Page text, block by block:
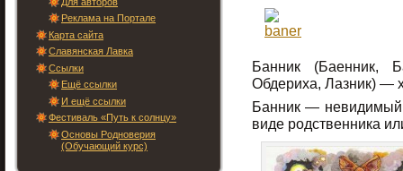
Реклама на Портале
Карта сайта
Славянская Лавка
Ссылки
Ещё ссылки
И ещё ссылки
Фестиваль «Путь к солнцу»
Основы Родноверия
(Обучающий курс)
Банник (Баенник,
Обдериха, Лазник) —
Банник — невидимый
виде родственника